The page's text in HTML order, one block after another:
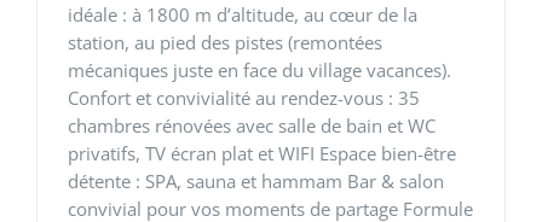
idéale : à 1800 m d’altitude, au cœur de la
station, au pied des pistes (remontées
mécaniques juste en face du village vacances).
Confort et convivialité au rendez-vous : 35
chambres rénovées avec salle de bain et WC
privatifs, TV écran plat et WIFI Espace bien-être
détente : SPA, sauna et hammam Bar & salon
convivial pour vos moments de partage Formule